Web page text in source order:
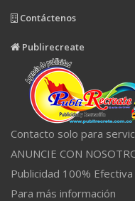
Contáctenos
Publirecreate
Contacto solo para
ANUNCIE CON
Publicidad 100% Efectiva
Para más información